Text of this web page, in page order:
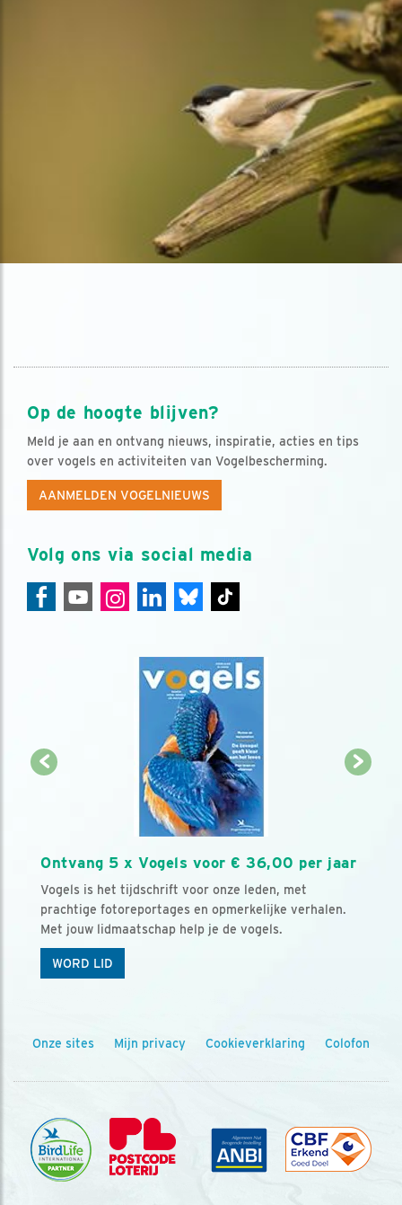
Op de hoogte blijven?
Meld je aan en ontvang nieuws, inspiratie, acties en tips
over vogels en activiteiten van Vogelbescherming.
AANMELDEN VOGELNIEUWS
Volg ons via social media
Ontvang 5 x Vogels voor € 36,00 per jaar
Vogels is het tijdschrift voor onze leden, met
prachtige fotoreportages en opmerkelijke verhalen.
Met jouw lidmaatschap help je de vogels.
WORD LID
Onze sites Mijn privacy Cookieverklaring Colofon